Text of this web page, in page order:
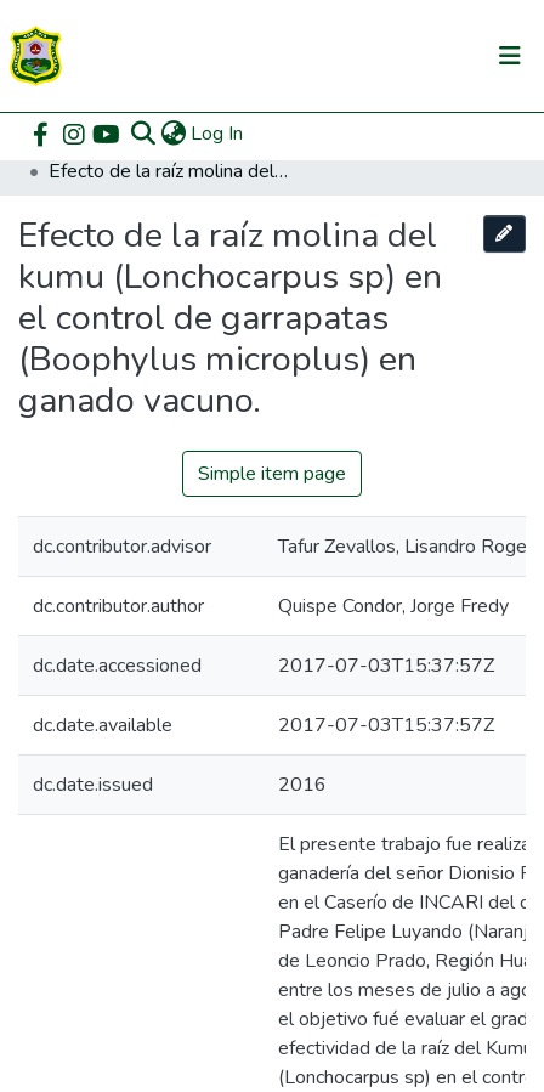
Log In
Communities & Collections
All of DSpace
DSpace Statistics
Home Pregrado Facultad de Zootecnia
Efecto de la raíz molina del kumu (Lonchocarpus sp) en el control de garrapatas (Boophylus microplus) en ganado vacuno.
Efecto de la raíz molina del
kumu (Lonchocarpus sp) en
el control de garrapatas
(Boophylus microplus) en
ganado vacuno.
Simple item page
dc.contributor.advisor Tafur Zevallos, Lisandro Roger
dc.contributor.author Quispe Condor, Jorge Fredy
dc.date.accessioned 2017-07-03T15:37:57Z
dc.date.available 2017-07-03T15:37:57Z
dc.date.issued 2016
El presente trabajo fue
ganadería del señor Dionisio
en el Caserío de INCARI del
Padre Felipe Luyando
de Leoncio Prado, Región
entre los meses de julio a
el objetivo fué evaluar el grado
efectividad de la raíz del Kumu
(Lonchocarpus sp) en el